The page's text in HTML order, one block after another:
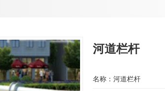
河道栏杆
名称：河道栏杆